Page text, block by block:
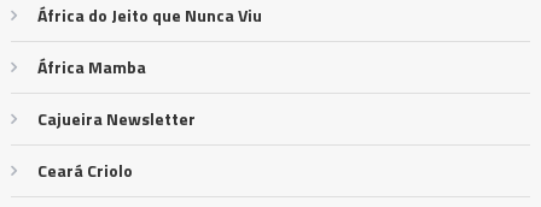
África do Jeito que Nunca Viu
África Mamba
Cajueira Newsletter
Ceará Criolo